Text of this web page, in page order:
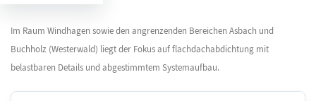
Im Raum Windhagen sowie den angrenzenden Bereichen Asbach und
Buchholz (Westerwald) liegt der Fokus auf flachdachabdichtung mit
belastbaren Details und abgestimmtem Systemaufbau.